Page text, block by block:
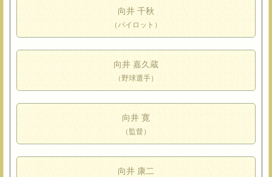
向井 千秋
（パイロット）
向井 嘉久蔵
（野球選手）
向井 寛
（監督）
向井 康二